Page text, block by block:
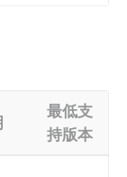
最低支
持版本